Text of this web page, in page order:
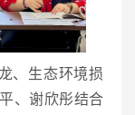
、生态环境损
、谢欣彤结合